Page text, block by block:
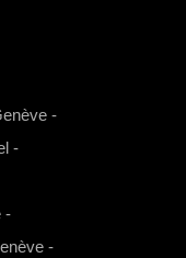
-
-
-
-